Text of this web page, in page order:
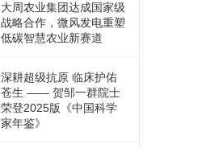
大周农业集团达成国家级
战略合作，微风发电重塑
低碳智慧农业新赛道
深耕超级抗原 临床护佑
苍生 —— 贺邹一群院士
荣登2025版《中国科学
家年鉴》